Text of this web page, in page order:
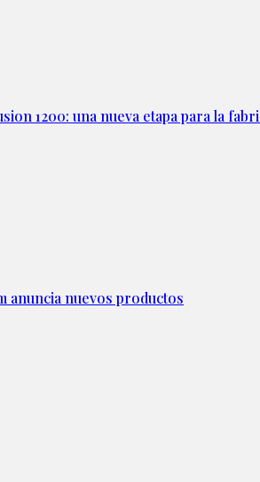
1200: una nueva etapa para la
anuncia nuevos productos